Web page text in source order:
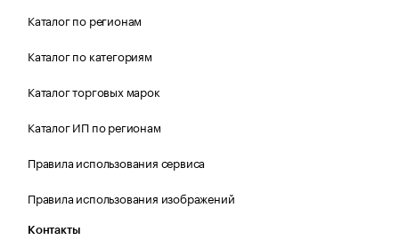
Каталог по регионам
Каталог по категориям
Каталог торговых марок
Каталог ИП по регионам
Правила использования сервиса
Правила использования изображений
Контакты